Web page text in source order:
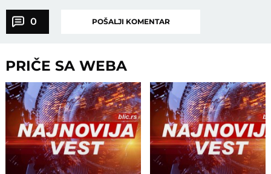
0 POŠALJI KOMENTAR
PRIČE SA WEBA